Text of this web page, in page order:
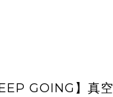
GOING】真空